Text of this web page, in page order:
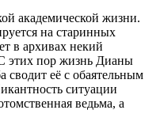
академической жизни.
на старинных
в архивах некий
этих пор жизнь Дианы
сводит её с обаятельным
ситуации
ведьма, а